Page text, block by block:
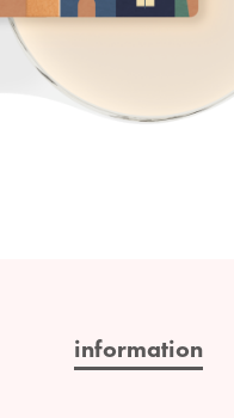
information